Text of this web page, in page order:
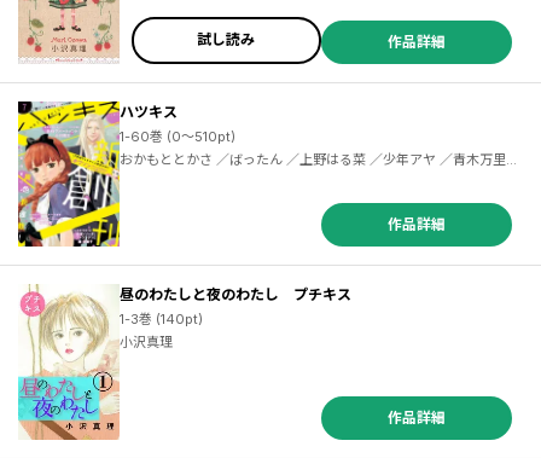
試し読み 作品詳細
ハツキス
1-60巻 (0～510pt)
おかもととかさ ／ばったん ／上野はる菜 ／少年アヤ ／青木万里子 ／小宮みほ子 ／草野魚 ／小沢かな ／両国二雨 ／月子 ／上機しほ ／ケイケイ ／高畠りょうこ ／はんざき朝未 ／ふみさき ／原夏見 ／沖田×華 ／嶽まいこ ／やじま冬美 ／神波アユミ ／こやまゆかり ／霜月かよ子 ／御徒町鳩 ／みなみうみ ／葉月京 ／今日マチ子 ／ともえ ／百乃モト ／ウラモトユウコ ／おおきたよる ／壁井ユカコ（ＧｏＲＡ） ／ＧｏＲＡ・ＧｏＨａｎｄｓ ／ままかり ／町田とまと ／小毛山 ／宇仁田ゆみ ／雁須磨子 ／岡田有希 ／小野田真央 ／福丸やすこ
作品詳細
昼のわたしと夜のわたし プチキス
1-3巻 (140pt)
小沢真理
作品詳細